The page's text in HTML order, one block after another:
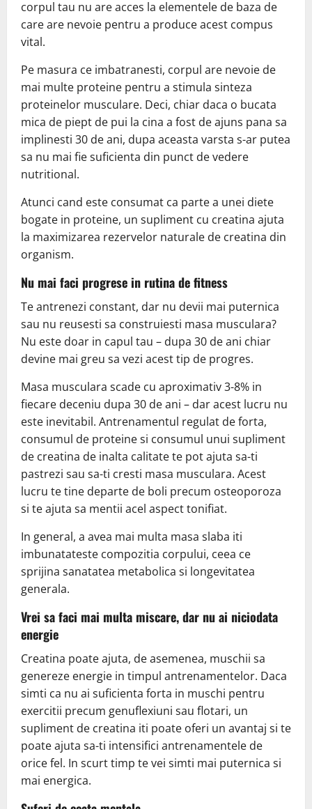
corpul tau nu are acces la elementele de baza de
care are nevoie pentru a produce acest compus
vital.
Pe masura ce imbatranesti, corpul are nevoie de
mai multe proteine ​​pentru a stimula sinteza
proteinelor musculare. Deci, chiar daca o bucata
mica de piept de pui la cina a fost de ajuns pana sa
implinesti 30 de ani, dupa aceasta varsta s-ar putea
sa nu mai fie suficienta din punct de vedere
nutritional.
Atunci cand este consumat ca parte a unei diete
bogate in proteine, un supliment cu creatina ajuta
la maximizarea rezervelor naturale de creatina din
organism.
Nu mai faci progrese in rutina de fitness
Te antrenezi constant, dar nu devii mai puternica
sau nu reusesti sa construiesti masa musculara?
Nu este doar in capul tau – dupa 30 de ani chiar
devine mai greu sa vezi acest tip de progres.
Masa musculara scade cu aproximativ 3-8% in
fiecare deceniu dupa 30 de ani – dar acest lucru nu
este inevitabil. Antrenamentul regulat de forta,
consumul de proteine ​​​​si consumul unui supliment
de creatina de inalta calitate te pot ajuta sa-ti
pastrezi sau sa-ti cresti masa musculara. Acest
lucru te tine departe de boli precum osteoporoza
si te ajuta sa mentii acel aspect tonifiat.
In general, a avea mai multa masa slaba iti
imbunatateste compozitia corpului, ceea ce
sprijina sanatatea metabolica si longevitatea
generala.
Vrei sa faci mai multa miscare, dar nu ai niciodata
energie
Creatina poate ajuta, de asemenea, muschii sa
genereze energie in timpul antrenamentelor. Daca
simti ca nu ai suficienta forta in muschi pentru
exercitii precum genuflexiuni sau flotari, un
supliment de creatina iti poate oferi un avantaj si te
poate ajuta sa-ti intensifici antrenamentele de
orice fel. In scurt timp te vei simti mai puternica si
mai energica.